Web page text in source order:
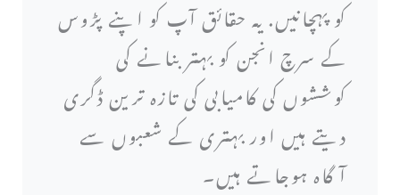
کو پہچانیں. یہ حقائق آپ کو اپنے پڑوس
کے سرچ انجن کو بہتر بنانے کی
کوششوں کی کامیابی کی تازہ ترین ڈگری
دیتے ہیں اور بہتری کے شعبوں سے
آگاہ ہوجاتے ہیں۔